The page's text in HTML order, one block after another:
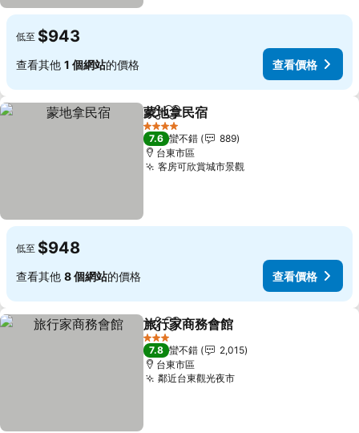
低至 $943
查看其他 1 個網站的價格 查看價格
分享 加入我的最愛
蒙地拿民宿
4 星級
7.6 蠻不錯
889
台東市區
客房可欣賞城市景觀查看價格
低至 $948
查看其他 8 個網站的價格 查看價格
分享 加入我的最愛
旅行家商務會館
3 星級
7.8 蠻不錯
2,015
台東市區
鄰近台東觀光夜市查看價格